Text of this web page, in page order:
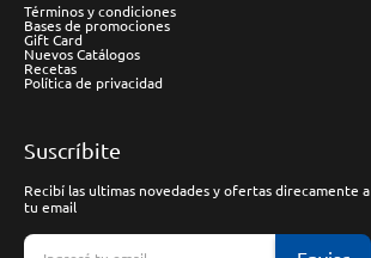
Términos y condiciones
Bases de promociones
Gift Card
Nuevos Catálogos
Recetas
Política de privacidad
Suscríbite
Recibí las ultimas novedades y ofertas direcamente a
tu email